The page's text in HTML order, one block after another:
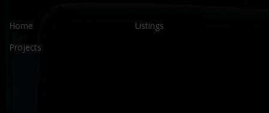
Home
Listings
Projects